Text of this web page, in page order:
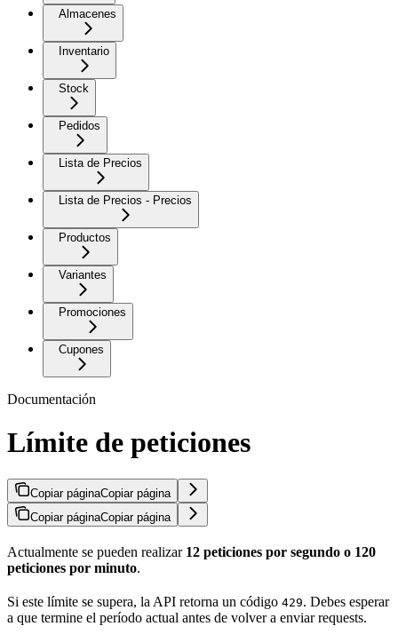
Almacenes
Inventario
Stock
Pedidos
Lista de Precios
Lista de Precios - Precios
Productos
Variantes
Promociones
Cupones
Documentación
Límite de peticiones
Copiar páginaCopiar página
Copiar páginaCopiar página
Actualmente se pueden realizar 12 peticiones por segundo o 120
peticiones por minuto.
Si este límite se supera, la API retorna un código 429. Debes esperar
a que termine el período actual antes de volver a enviar requests.